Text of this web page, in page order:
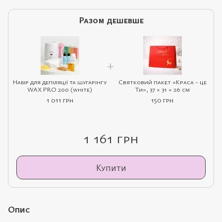
Разом дешевше
Набір для депіляції та шугарінгу
WAX PRO 200 (white)
1 011 грн
Святковий пакет «Краса - це
Ти», 37 × 31 × 26 см
150 грн
1 161 грн
Купити
Опис